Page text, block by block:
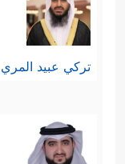
وَٱلۡحِكۡمَةَ
الجماعات
اشتراط
المرشَّح،
تركي عبيد المري